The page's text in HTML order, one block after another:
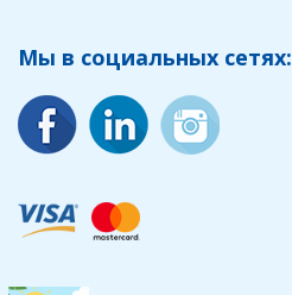
Мы в социальных сетях: